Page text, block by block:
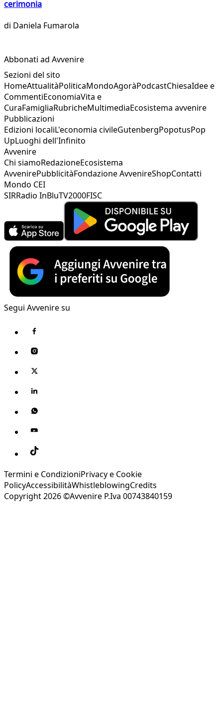
cerimonia
di Daniela Fumarola
Abbonati ad Avvenire
Sezioni del sito
HomeAttualitàPoliticaMondoAgoràPodcastChiesaIdee e
CommentiEconomiaVita e
CuraFamigliaRubricheMultimediaEcosistema avvenire
Pubblicazioni
Edizioni localiL'economia civileGutenbergPopotusPop
UpLuoghi dell'Infinito
Avvenire
Chi siamoRedazioneEcosistema
AvvenirePubblicitàFondazione AvvenireShopContatti
Mondo CEI
SIRRadio InBluTV2000FISC
Segui Avvenire su
Termini e CondizioniPrivacy e Cookie
PolicyAccessibilitàWhistleblowingCredits
Copyright 2026 ©Avvenire P.Iva 00743840159